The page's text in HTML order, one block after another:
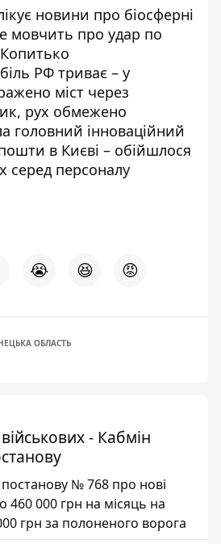
новини про біосферні
мовчить про удар по
РФ триває – у
міст через
рух обмежено
головний інноваційний
в Києві – обійшлося
серед персоналу
😭 😆 😡
ОБЛАСТЬ
- Кабмін
№ 768 про нові
460 000 грн на місяць на
грн за полоненого ворога